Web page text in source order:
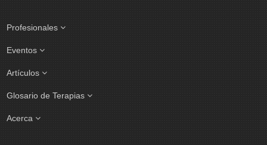
Profesionales
Eventos
Artículos
Glosario de Terapias
Acerca